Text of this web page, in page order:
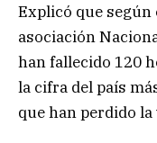
Explicó que
asociación
han fallecido 120
la cifra del país
que han perdido la